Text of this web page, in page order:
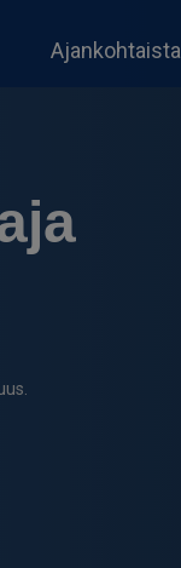
Ajankohtaista